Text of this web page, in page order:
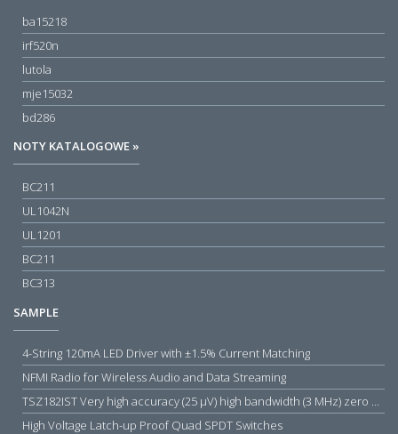
ba15218
irf520n
lutola
mje15032
bd286
NOTY KATALOGOWE »
BC211
UL1042N
UL1201
BC211
BC313
SAMPLE
4-String 120mA LED Driver with ±1.5% Current Matching
NFMI Radio for Wireless Audio and Data Streaming
TSZ182IST Very high accuracy (25 µV) high bandwidth (3 MHz) zero drift 5 V operational amplifiers
High Voltage Latch-up Proof Quad SPDT Switches